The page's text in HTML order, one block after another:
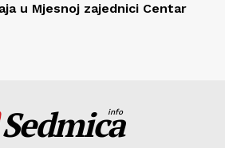
u Mjesnoj zajednici Centar
Sedmica
info